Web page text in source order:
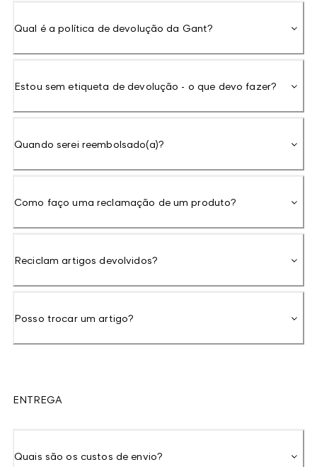
Qual é a política de devolução da Gant?
Estou sem etiqueta de devolução - o que devo fazer?
Quando serei reembolsado(a)?
Como faço uma reclamação de um produto?
Reciclam artigos devolvidos?
Posso trocar um artigo?
ENTREGA
Quais são os custos de envio?